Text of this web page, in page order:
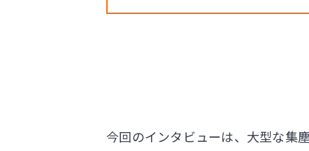
今回のインタビューは、大型な集